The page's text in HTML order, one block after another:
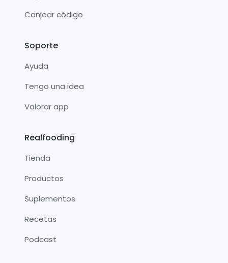
Canjear código
Soporte
Ayuda
Tengo una idea
Valorar app
Realfooding
Tienda
Productos
Suplementos
Recetas
Podcast